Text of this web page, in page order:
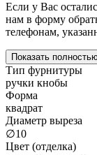
Если у Вас
нам в форму
телефонам,
Показать
Тип фурнитуры
ручки кнобы
Форма
квадрат
Диаметр выреза
∅10
Цвет (отделка)